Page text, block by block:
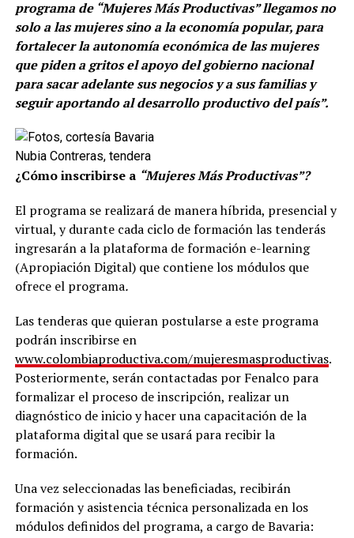
programa de “Mujeres Más Productivas” llegamos no
solo a las mujeres sino a la economía popular, para
fortalecer la autonomía económica de las mujeres
que piden a gritos el apoyo del gobierno nacional
para sacar adelante sus negocios y a sus familias y
seguir aportando al desarrollo productivo del país”.
Nubia Contreras, tendera
¿Cómo inscribirse a “Mujeres Más Productivas”?
El programa se realizará de manera híbrida, presencial y
virtual, y durante cada ciclo de formación las tenderás
ingresarán a la plataforma de formación e-learning
(Apropiación Digital) que contiene los módulos que
ofrece el programa.
Las tenderas que quieran postularse a este programa
podrán inscribirse en
www.colombiaproductiva.com/mujeresmasproductivas.
Posteriormente, serán contactadas por Fenalco para
formalizar el proceso de inscripción, realizar un
diagnóstico de inicio y hacer una capacitación de la
plataforma digital que se usará para recibir la
formación.
Una vez seleccionadas las beneficiadas, recibirán
formación y asistencia técnica personalizada en los
módulos definidos del programa, a cargo de Bavaria: